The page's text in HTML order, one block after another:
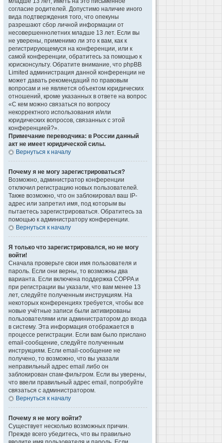
согласие родителей. Допустимо наличие иного
вида подтверждения того, что опекуны
разрешают сбор личной информации от
несовершеннолетних младше 13 лет. Если вы
не уверены, применимо ли это к вам, как к
регистрирующемуся на конференции, или к
самой конференции, обратитесь за помощью к
юрисконсульту. Обратите внимание, что phpBB
Limited администрация данной конференции не
может давать рекомендаций по правовым
вопросам и не является объектом юридических
отношений, кроме указанных в ответе на вопрос
«С кем можно связаться по вопросу
некорректного использования и/или
юридических вопросов, связанных с этой
конференцией?».
Примечание переводчика: в России данный
акт не имеет юридической силы.
Вернуться к началу
Почему я не могу зарегистрироваться?
Возможно, администратор конференции
отключил регистрацию новых пользователей.
Также возможно, что он заблокировал ваш IP-
адрес или запретил имя, под которым вы
пытаетесь зарегистрироваться. Обратитесь за
помощью к администратору конференции.
Вернуться к началу
Я только что зарегистрировался, но не могу
войти!
Сначала проверьте свои имя пользователя и
пароль. Если они верны, то возможны два
варианта. Если включена поддержка COPPA и
при регистрации вы указали, что вам менее 13
лет, следуйте полученным инструкциям. На
некоторых конференциях требуется, чтобы все
новые учётные записи были активированы
пользователями или администратором до входа
в систему. Эта информация отображается в
процессе регистрации. Если вам было прислано
email-сообщение, следуйте полученным
инструкциям. Если email-сообщение не
получено, то возможно, что вы указали
неправильный адрес email либо он
заблокирован спам-фильтром. Если вы уверены,
что ввели правильный адрес email, попробуйте
связаться с администратором.
Вернуться к началу
Почему я не могу войти?
Существует несколько возможных причин.
Прежде всего убедитесь, что вы правильно